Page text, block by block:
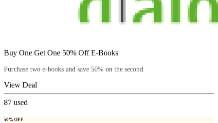
Buy One Get One 50% Off E-Books
Purchase two e-books and save 50% on the second.
View Deal
87 used
50% OFF